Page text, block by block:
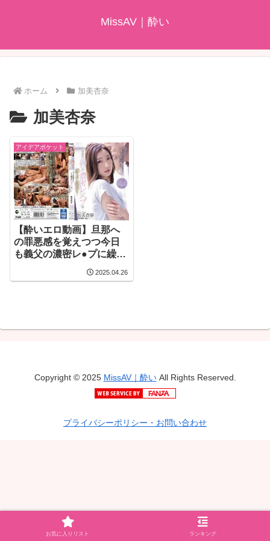
MissAV｜酔い
ホーム 加美杏奈
加美杏奈
アイデアポケット
【酔いエロ動画】旦那へ
の罪悪感を覚えつつ今日
も義父の濃密レ●プに繰り
2025.04.26
Copyright © 2025 MissAV｜酔いAll Rights Reserved.
プライバシーポリシー・お問い合わせ
お気に入りリスト ランキング